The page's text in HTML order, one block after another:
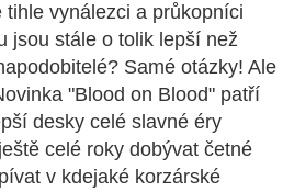
vynálezci a průkopníci
jsou stále o tolik lepší než
Samé otázky! Ale
"Blood on Blood" patří
desky celé slavné éry
celé roky dobývat četné
v kdejaké korzárské